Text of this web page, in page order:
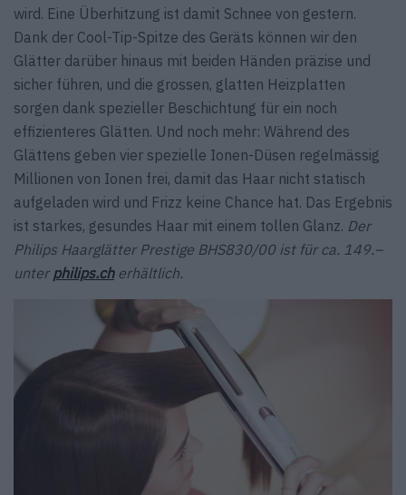
wird. Eine Überhitzung ist damit Schnee von gestern.
Dank der Cool-Tip-Spitze des Geräts können wir den
Glätter darüber hinaus mit beiden Händen präzise und
sicher führen, und die ­grossen, glatten Heizplatten
sorgen dank spezieller ­Beschichtung für ein noch
effizienteres ­Glätten. Und noch mehr: Während des
Glättens geben vier spezielle Ionen-­Düsen regelmässig
Millionen von Ionen frei, damit das Haar nicht statisch
aufgeladen wird und Frizz keine Chance hat. Das Ergebnis
ist ­starkes, gesundes Haar mit einem tollen Glanz. Der
Philips Haarglätter Prestige BHS830/00 ist für ca. 149.–
unterphilips.cherhältlich.